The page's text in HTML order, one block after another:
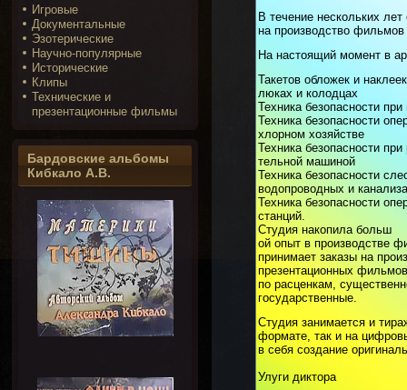
Игровые
Документальные
Эзотерические
Научно-популярные
Исторические
Клипы
Технические и
презентационные фильмы
Бардовские альбомы
Кибкало А.В.
В течение нескольких
на производство фильмов
На настоящий момент в
Такетов обложек и
люках и колодцах
Техника безопасности
Техника безопасности
хлорном хозяйстве
Техника безопасности
тельной машиной
Техника безопасности
водопроводных и
Техника безопасности
станций.
Студия накопила больш
ой опыт в производстве
принимает заказы на
презентационных
по расценкам,
государственные.
Студия занимается и
формате, так и на
в себя создание
Улуги диктора